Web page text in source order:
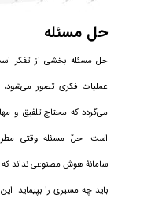
حل مسئله
حل مسئله بخشی از تفکر
عملیات فکری تصور
می‌گردد که محتاج تلفیق و
است. حلّ مسئله وقتی
سامانهٔ هوش مصنوعی نداند
باید چه مسیری را بپیماید.